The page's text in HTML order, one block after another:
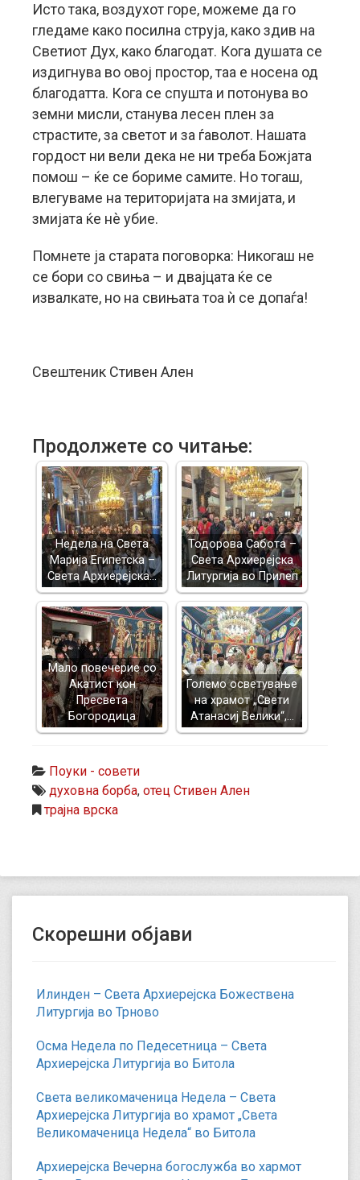
Исто така, воздухот горе, можеме да го
гледаме како посилна струја, како здив на
Светиот Дух, како благодат. Кога душата се
издигнува во овој простор, таа е носена од
благодатта. Кога се спушта и потонува во
земни мисли, станува лесен плен за
страстите, за светот и за ѓаволот. Нашата
гордост ни вели дека не ни треба Божјата
помош – ќе се бориме самите. Но тогаш,
влегуваме на територијата на змијата, и
змијата ќе нè убие.
Помнете ја старата поговорка: Никогаш не
се бори со свиња – и двајцата ќе се
извалкате, но на свињата тоа ѝ се допаѓа!
Свештеник Стивен Ален
Продолжете со читање:
Недела на Света
Марија Египетска –
Света Архиерејска…
Тодорова Сабота –
Света Архиерејска
Литургија во Прилеп
Mало повечерие со
Акатист кон
Пресвета
Богородица
Големо осветување
на храмот „Свети
Атанасиј Велики“,…
Поуки - совети
духовна борба, отец Стивен Ален
трајна врска
Скорешни објави
Илинден – Света Архиерејска Божествена
Литургија во Трново
Осма Недела по Педесетница – Света
Архиерејска Литургија во Битола
Света великомаченица Недела – Света
Архиерејска Литургија во храмот „Света
Великомаченица Недела“ во Битола
Архиерејска Вечерна богослужба во хармот